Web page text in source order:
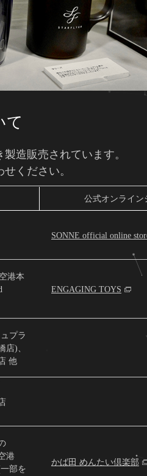
て
造販売されています。
ください。
公式オンライン
SONNE official online
港本
ENGAGING TOYS
プラ
店)、
他
港
部を
かば田 めんたい倶楽部